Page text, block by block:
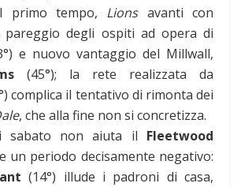
primo tempo, Lionsavanti con
pareggio degli ospiti ad opera di
e nuovo vantaggio del Millwall,
(45°); la rete realizzata da
complica il tentativo di rimonta dei
, che alla fine non si concretizza.
sabato non aiuta il Fleetwood
un periodo decisamente negativo:
(14°) illude i padroni di casa,